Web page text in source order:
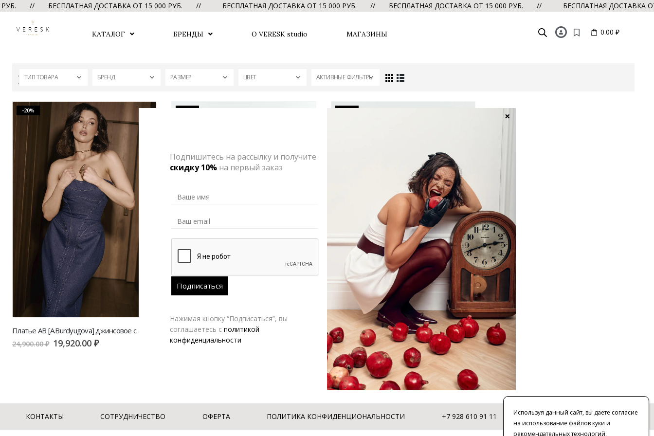
// БЕСПЛАТНАЯ ДОСТАВКА ОТ 15 000 РУБ. // БЕСПЛАТНАЯ ДОСТАВКА ОТ 15 000 РУБ. // БЕСПЛАТНАЯ ДОСТАВКА ОТ 15 000 РУБ. // БЕСПЛАТНАЯ ДОСТАВКА
КАТАЛОГ БРЕНДЫ О VERESK studio МАГАЗИНЫ 0.00 ₽
ТИП ТОВАРА БРЕНД РАЗМЕР ЦВЕТ АКТИВНЫЕ ФИЛЬТРЫ
-20%
Платье AB [A.Burdyugova] джинсовое с рельефами | VERESK studio
24,900.00₽ 19,920.00₽ 20,700.00₽ 16,560.00
Платье VERESK label с отстрочкой
12,000.00₽ 8,400.00₽
КОНТАКТЫ СОТРУДНИЧЕСТВО ОФЕРТА ПОЛИТИКА КОНФИДЕНЦИОНАЛЬНОСТИ +7 928 610 91 11 © 2016-2026 | VERESK studio
Используя данный сайт, вы даете согласие
на использование файлов куки и
рекомендательных технологий,
Подпишитесь на рассылку и получите
скидку 10%на первый заказ
Нажимая кнопку “Подписаться”, вы
соглашаетесь с политикой
конфиденциальности
×